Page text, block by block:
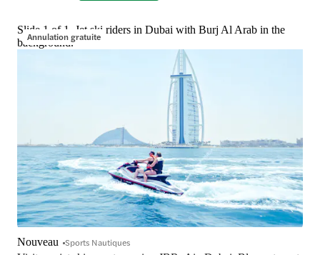
Annulation gratuite
Slide 1 of 1, Jet ski riders in Dubai with Burj Al Arab in the
background.
Nouveau Sports Nautiques